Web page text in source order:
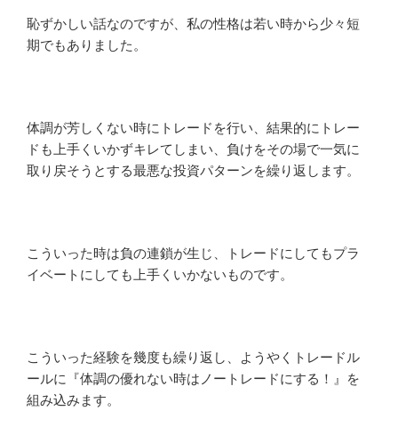
恥ずかしい話なのですが、私の性格は若い時から少々短
期でもありました。
体調が芳しくない時にトレードを行い、結果的にトレー
ドも上手くいかずキレてしまい、負けをその場で一気に
取り戻そうとする最悪な投資パターンを繰り返します。
こういった時は負の連鎖が生じ、トレードにしてもプラ
イベートにしても上手くいかないものです。
こういった経験を幾度も繰り返し、ようやくトレードル
ールに『体調の優れない時はノートレードにする！』を
組み込みます。